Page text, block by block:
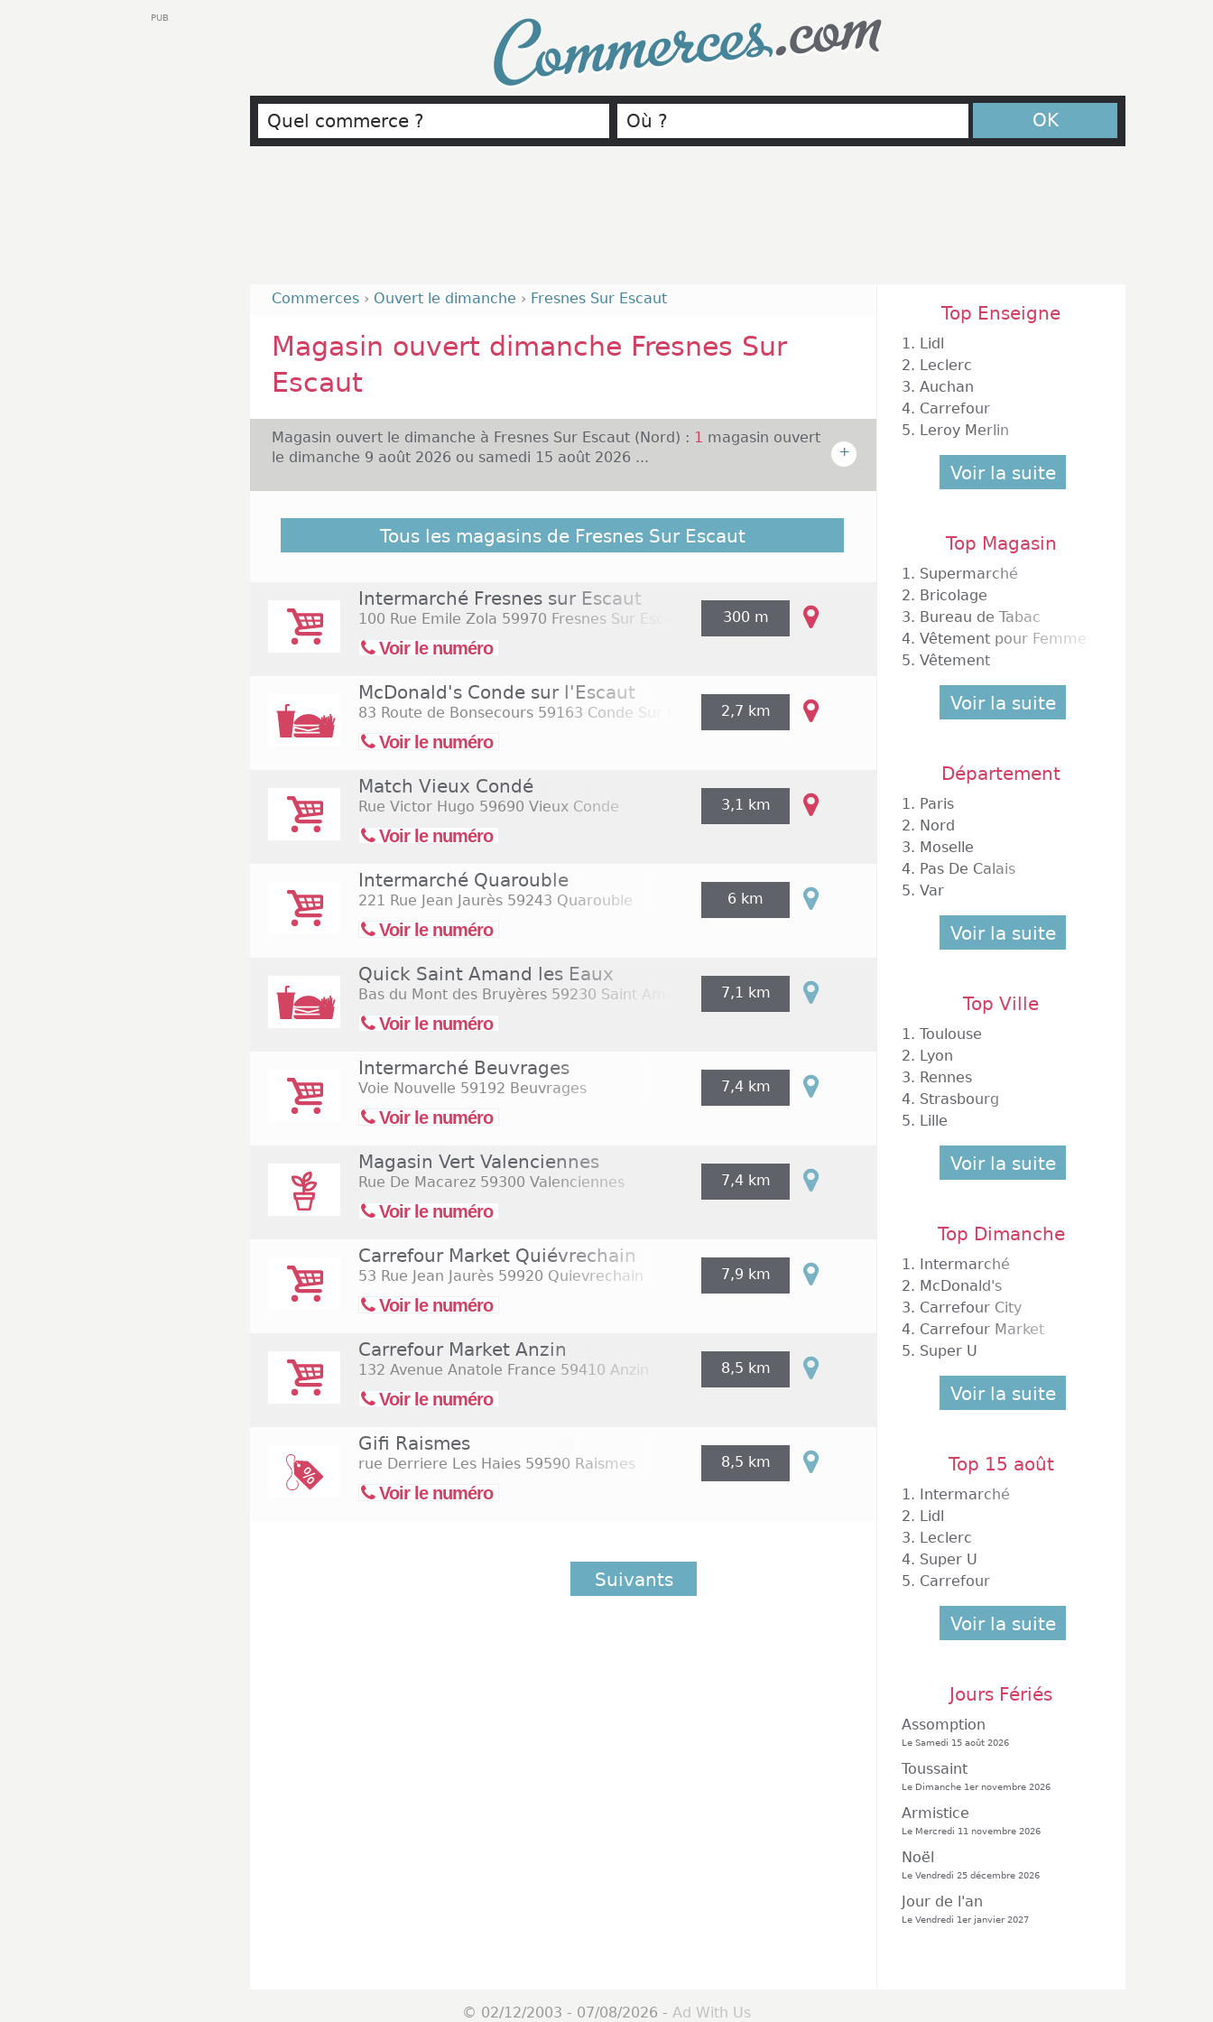
Commerces.com
OK
Commerces › Ouvert le dimanche › Fresnes Sur Escaut
Magasin ouvert dimanche Fresnes Sur
Escaut
Magasin ouvert le dimanche à Fresnes Sur Escaut (Nord) : 1 magasin ouvert
le dimanche 9 août 2026 ou samedi 15 août 2026 ...
+
Découvrez dans la liste ci-dessous les magasins ouverts le dimanche à Fresnes
Sur Escaut et ceux situés à proximité. Ils sont classés du plus proche au plus
Tous les magasins de Fresnes Sur Escaut
Intermarché Fresnes sur Escaut
100 Rue Emile Zola 59970 Fresnes Sur Escaut
Voir le numéro
300 m
McDonald's Conde sur l'Escaut
83 Route de Bonsecours 59163 Conde Sur L escaut
Voir le numéro
2,7 km
Match Vieux Condé
Rue Victor Hugo 59690 Vieux Conde
Voir le numéro
3,1 km
Intermarché Quarouble
221 Rue Jean Jaurès 59243 Quarouble
Voir le numéro
6 km
Quick Saint Amand les Eaux
Bas du Mont des Bruyères 59230 Saint Amand Les Eaux
Voir le numéro
7,1 km
Intermarché Beuvrages
Voie Nouvelle 59192 Beuvrages
Voir le numéro
7,4 km
Magasin Vert Valenciennes
Rue De Macarez 59300 Valenciennes
Voir le numéro
7,4 km
Carrefour Market Quiévrechain
53 Rue Jean Jaurès 59920 Quievrechain
Voir le numéro
7,9 km
Carrefour Market Anzin
132 Avenue Anatole France 59410 Anzin
Voir le numéro
8,5 km
Gifi Raismes
rue Derriere Les Haies 59590 Raismes
Voir le numéro
8,5 km
Suivants
Top Enseigne
1. Lidl
2. Leclerc
3. Auchan
4. Carrefour
5. Leroy Merlin
Voir la suite
Top Magasin
1. Supermarché
2. Bricolage
3. Bureau de Tabac
4. Vêtement pour Femme
5. Vêtement
Voir la suite
Département
1. Paris
2. Nord
3. Moselle
4. Pas De Calais
5. Var
Voir la suite
Top Ville
1. Toulouse
2. Lyon
3. Rennes
4. Strasbourg
5. Lille
Voir la suite
Top Dimanche
1. Intermarché
2. McDonald's
3. Carrefour City
4. Carrefour Market
5. Super U
Voir la suite
Top 15 août
1. Intermarché
2. Lidl
3. Leclerc
4. Super U
5. Carrefour
Voir la suite
Jours Fériés
Assomption
Le Samedi 15 août 2026
Toussaint
Le Dimanche 1er novembre 2026
Armistice
Le Mercredi 11 novembre 2026
Noël
Le Vendredi 25 décembre 2026
Jour de l'an
Le Vendredi 1er janvier 2027
PUB
© 02/12/2003 - 07/08/2026 - Ad With Us